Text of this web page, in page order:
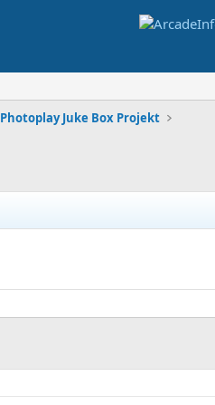
Photoplay Juke Box Projekt